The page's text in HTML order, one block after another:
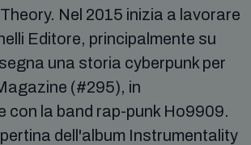
Nel 2015 inizia a lavorare
Editore, principalmente su
una storia cyberpunk per
(#295), in
con la band rap-punk Ho9909.
dell'album Instrumentality